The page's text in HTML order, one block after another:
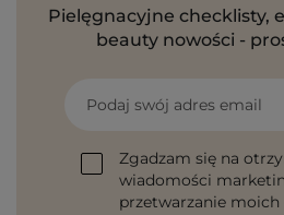
Pielęgnacyjne checklisty,
beauty nowości -
Podaj swój adres email
Zgadzam się na
wiadomości
przetwarzanie moich